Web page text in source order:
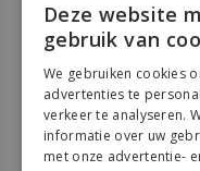
Deze website
gebruik van
We gebruiken cookies
advertenties te
verkeer te analyseren.
informatie over uw
met onze advertentie-